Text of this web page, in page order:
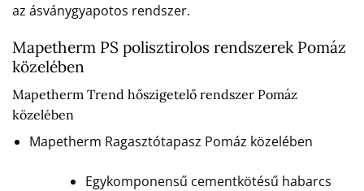
az ásványgyapotos rendszer.
Mapetherm PS polisztirolos rendszerek Pomáz
közelében
Mapetherm Trend hőszigetelő rendszer Pomáz
közelében
Mapetherm Ragasztótapasz Pomáz közelében
Egykomponensű cementkötésű habarcs